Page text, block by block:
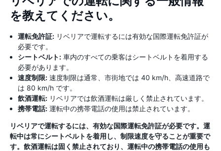
を教えてください。
運転免許証: リベリアで運転するには有効な国際運転免許証が
必要です。
シートベルト: 車内のすべての乗客はシートベルトを着用する
必要があります。
速度制限: 速度制限は通常、市街地では 40 km/h、高速道路で
は 80 km/h です。
飲酒運転: リベリアでは飲酒運転は厳しく禁止されています。
携帯電話: 運転中の携帯電話の使用は禁止されています。
リベリアで運転するには、有効な国際運転免許証が必要です。運
転中は常にシートベルトを着用し、制限速度を守ることが重要で
す。飲酒運転は固く禁止されており、運転中の携帯電話の使用も